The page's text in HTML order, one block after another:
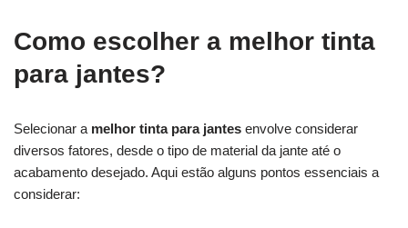
Como escolher a melhor tinta
para jantes?
Selecionar a melhor tinta para jantes envolve considerar
diversos fatores, desde o tipo de material da jante até o
acabamento desejado. Aqui estão alguns pontos essenciais a
considerar: